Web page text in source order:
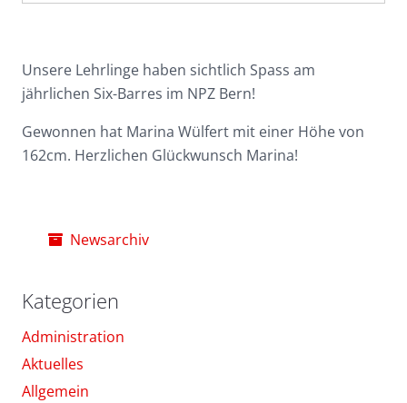
Unsere Lehrlinge haben sichtlich Spass am
jährlichen Six-Barres im NPZ Bern!
Gewonnen hat Marina Wülfert mit einer Höhe von
162cm. Herzlichen Glückwunsch Marina!
Newsarchiv
Kategorien
Administration
Aktuelles
Allgemein